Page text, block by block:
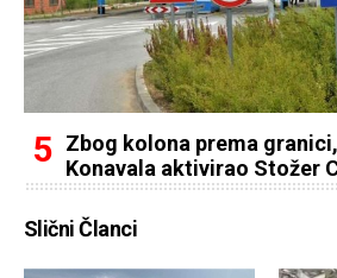
Zbog kolona prema
Konavala aktivirao Stožer
Slični Članci